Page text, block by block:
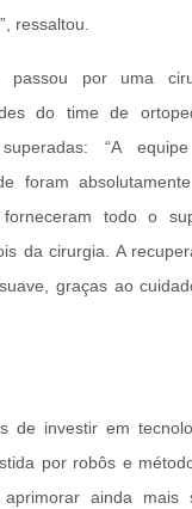
ressaltou.
passou por uma
do time de
superadas: “A
foram
todo o
da cirurgia. A
graças ao
de investir em
por robôs e
aprimorar ainda mais